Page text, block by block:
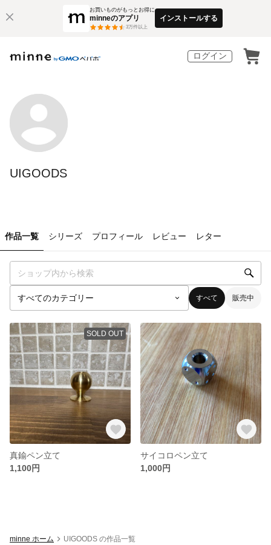
お買いものがもっとお得に
minneのアプリ
3万件以上
インストールする
ログイン
UIGOODS
作品一覧 シリーズ プロフィール レビュー レター
すべて 販売中
SOLD OUT
真鍮ペン立て
1,100円
サイコロペン立て
1,000円
minne ホーム UIGOODS の作品一覧